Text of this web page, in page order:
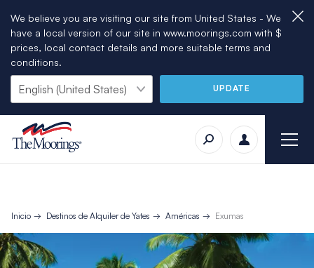
We believe you are visiting our site from United States - We
have a local version of our site in www.moorings.com with $
prices, local contact details and more suitable terms and
conditions.
UPDATE
Inicio Destinos de Alquiler de Yates Américas Exumas